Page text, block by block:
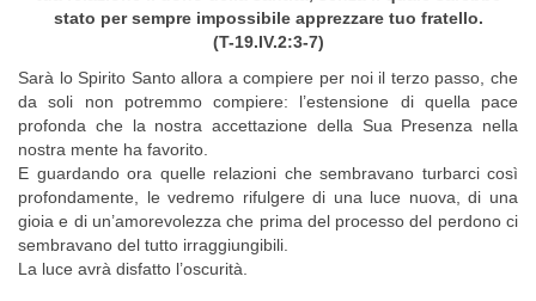
stato per sempre impossibile apprezzare tuo fratello.
(T-19.IV.2:3-7)
Sarà lo Spirito Santo allora a compiere per noi il terzo passo, che
da soli non potremmo compiere: l’estensione di quella pace
profonda che la nostra accettazione della Sua Presenza nella
nostra mente ha favorito.
E guardando ora quelle relazioni che sembravano turbarci così
profondamente, le vedremo rifulgere di una luce nuova, di una
gioia e di un’amorevolezza che prima del processo del perdono ci
sembravano del tutto irraggiungibili.
La luce avrà disfatto l’oscurità.